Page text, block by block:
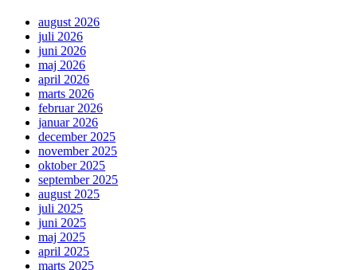
august 2026
juli 2026
juni 2026
maj 2026
april 2026
marts 2026
februar 2026
januar 2026
december 2025
november 2025
oktober 2025
september 2025
august 2025
juli 2025
juni 2025
maj 2025
april 2025
marts 2025